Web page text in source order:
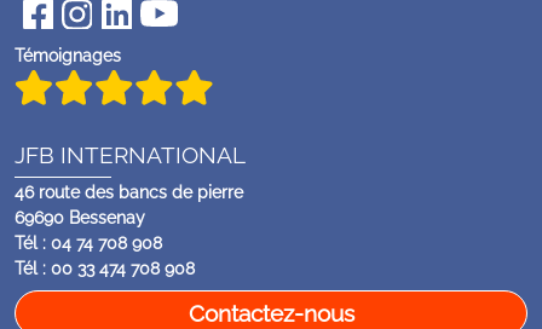
Témoignages
JFB INTERNATIONAL
46 route des bancs de pierre
69690 Bessenay
Tél : 04 74 708 908
Tél : 00 33 474 708 908
Contactez-nous